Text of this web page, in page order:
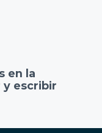
en la
y escribir